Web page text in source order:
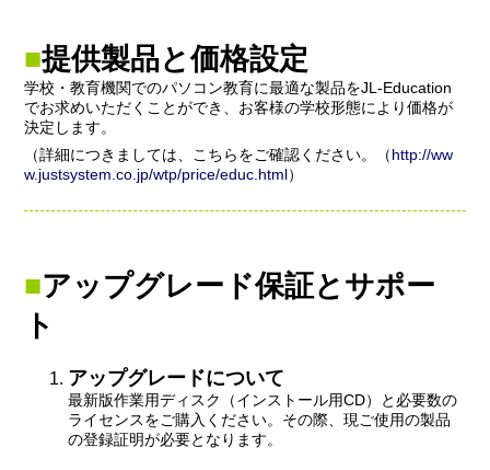
提供製品と価格設定
学校・教育機関でのパソコン教育に最適な製品をJL-Education
でお求めいただくことができ、お客様の学校形態により価格が
決定します。
（詳細につきましては、こちらをご確認ください。（http://ww
w.justsystem.co.jp/wtp/price/educ.html）
アップグレード保証とサポー
ト
アップグレードについて
最新版作業用ディスク（インストール用CD）と必要数の
ライセンスをご購入ください。その際、現ご使用の製品
の登録証明が必要となります。